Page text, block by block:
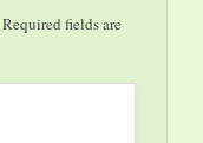
Required fields are